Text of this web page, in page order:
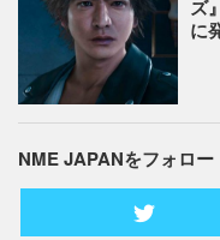
ズ
に
NME JAPANをフォロー